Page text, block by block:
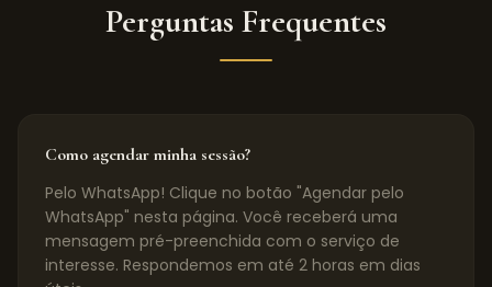
Perguntas Frequentes
Como agendar minha sessão?
Pelo WhatsApp! Clique no botão "Agendar pelo
WhatsApp" nesta página. Você receberá uma
mensagem pré-preenchida com o serviço de
interesse. Respondemos em até 2 horas em dias